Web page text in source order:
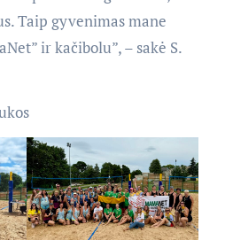
Taip gyvenimas mane
ir kačibolu”, – sakė S.